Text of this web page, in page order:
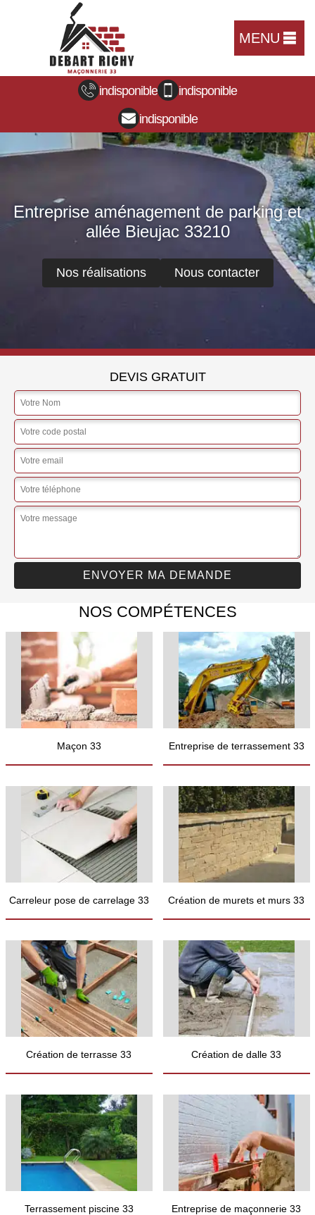
MENU
indisponible
indisponible
indisponible
Entreprise aménagement de parking et
allée Bieujac 33210
Nos réalisations Nous contacter
DEVIS GRATUIT
NOS COMPÉTENCES
Maçon 33 Entreprise de terrassement 33
Carreleur pose de carrelage 33 Création de murets et murs 33
Création de terrasse 33 Création de dalle 33
Terrassement piscine 33 Entreprise de maçonnerie 33